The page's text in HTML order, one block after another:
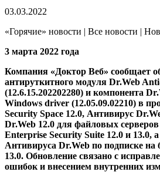
03.03.2022
«Горячие» новости | Все новости |
3 марта 2022 года
Компания «Доктор Веб» сообщает
антируткитного модуля Dr.Web
(12.6.15.202202280) и компонента
Windows driver (12.05.09.02210) в
Security Space 12.0, Антивирус
Dr.Web 12.0 для файловых
Enterprise Security Suite 12.0 и 13.0,
Антивируса Dr.Web по подписке на
13.0. Обновление связано с
ошибок и внесением внутренних